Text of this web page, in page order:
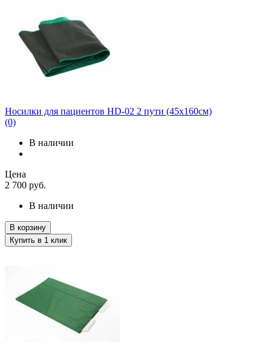
Носилки для пациентов HD-02 2 пути (45х160см)
(0)
В наличии
Цена
2 700 руб.
В наличии
В корзину
Купить в 1 клик